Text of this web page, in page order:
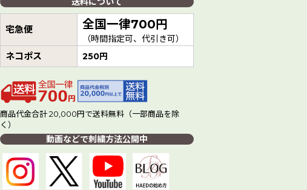
宅急便 全国一律700円
（時間指定可、代引き可）
ネコポス 250円
商品代金合計 20,000円で送料無料（一部商品を除
く）
動画などで刺繍方法公開中